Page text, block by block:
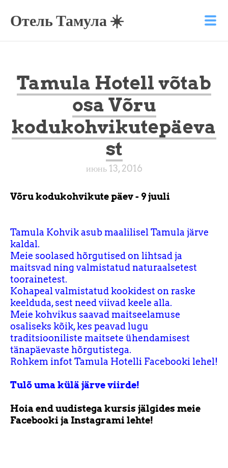
Отель Тамула ☀️
Tamula Hotell võtab
osa Võru
kodukohvikutepäeva
st
июнь 13, 2016
Võru kodukohvikute päev - 9 juuli
Tamula Kohvik asub maalilisel Tamula järve
kaldal.
Meie soolased hõrgutised on lihtsad ja
maitsvad ning valmistatud naturaalsetest
toorainetest.
Kohapeal valmistatud kookidest on raske
keelduda, sest need viivad keele alla.
Meie kohvikus saavad maitseelamuse
osaliseks kõik, kes peavad lugu
traditsiooniliste maitsete ühendamisest
tänapäevaste hõrgutistega.
Rohkem infot Tamula Hotelli Facebooki lehel!
Tulõ uma külä järve viirde!
Hoia end uudistega kursis jälgides meie
Facebooki ja Instagrami lehte!